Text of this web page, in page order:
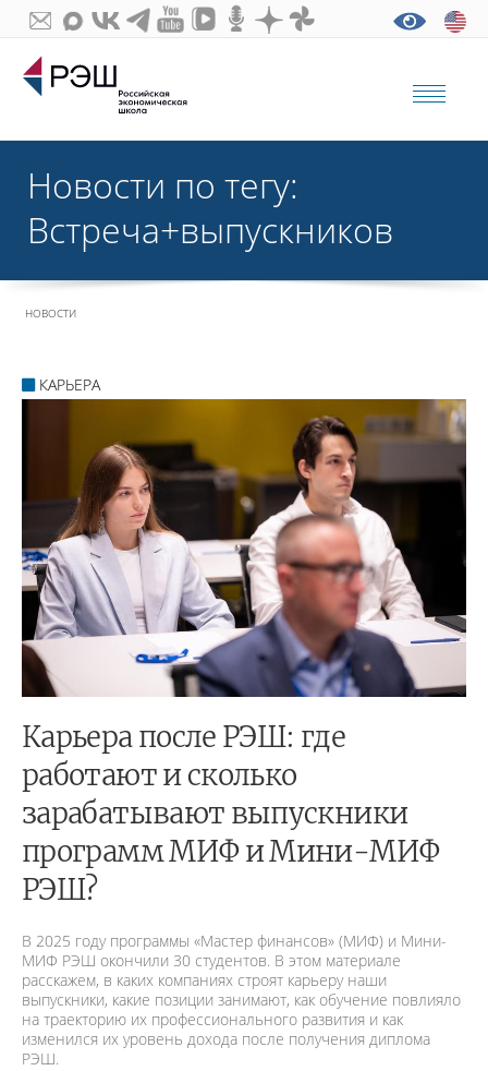
Новости по тегу:
Встреча+выпускников
НОВОСТИ
КАРЬЕРА
Карьера после РЭШ: где
работают и сколько
зарабатывают выпускники
программ МИФ и Мини-МИФ
РЭШ?
В 2025 году программы «Мастер финансов» (МИФ) и Мини-
МИФ РЭШ окончили 30 студентов. В этом материале
расскажем, в каких компаниях строят карьеру наши
выпускники, какие позиции занимают, как обучение повлияло
на траекторию их профессионального развития и как
изменился их уровень дохода после получения диплома
РЭШ.